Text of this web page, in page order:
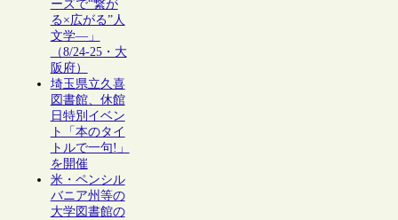
ーズで“繋が
る×広がる”人
文学―」
（8/24-25・大
阪府）
埼玉県立久喜
図書館、休館
日特別イベン
ト「本のタイ
トルで一句!」
を開催
米・ペンシル
バニア州等の
大学図書館の